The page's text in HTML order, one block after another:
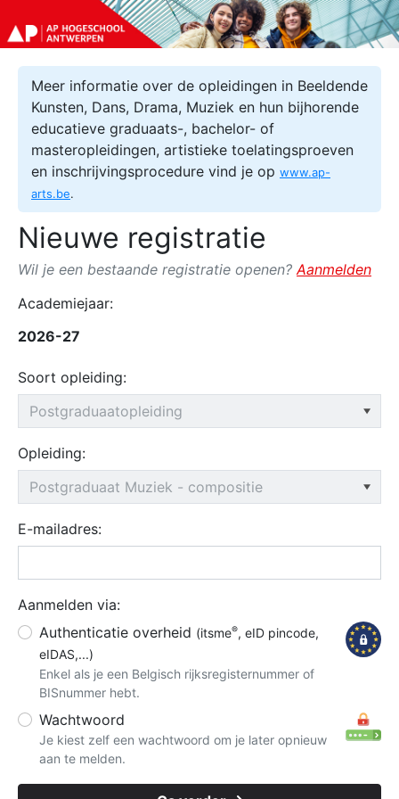
Meer informatie over de opleidingen in Beeldende
Kunsten, Dans, Drama, Muziek en hun bijhorende
educatieve graduaats-, bachelor- of
masteropleidingen, artistieke toelatingsproeven
en inschrijvingsprocedure vind je op www.ap-
arts.be.
Nieuwe registratie
Wil je een bestaande registratie openen? Aanmelden
Academiejaar:
2026-27
Soort opleiding:
Opleiding:
E-mailadres:
Aanmelden via:
Authenticatie overheid (itsme®, eID pincode,
eIDAS,...)
Enkel als je een Belgisch rijksregisternummer of
BISnummer hebt.
Wachtwoord
Je kiest zelf een wachtwoord om je later opnieuw
aan te melden.